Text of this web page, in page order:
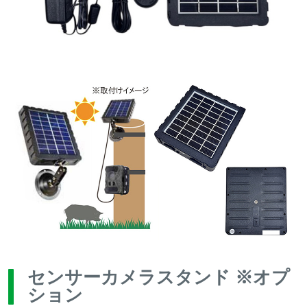
センサーカメラスタンド ※オプ
ション